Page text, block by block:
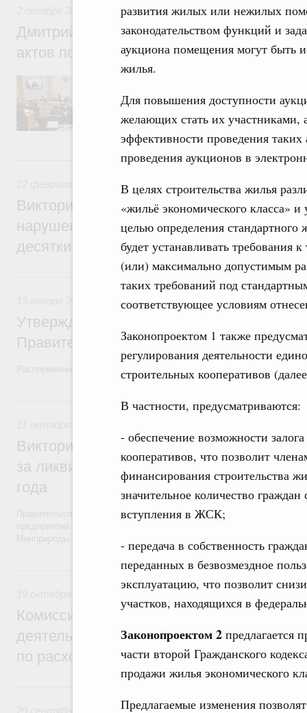
развития жилых или нежилых
законодательством функций и
аукциона помещения могут быть
жилья.
Для повышения доступности
желающих стать их участниками,
эффективности проведения таких
проведения аукционов в
В целях строительства жилья
«жильё экономического класса»
целью определения
будет устанавливать
(или) максимально допустимым
таких требований под
соответствующее условиям
Законопроектом 1 также
регулирования деятельности
строительных кооперативов
В частности, предусматриваются:
- обеспечение возможности
кооперативов, что позволит
финансирования строительства
значительное количество
вступления в ЖСК;
- передача в собственность
переданных в безвозмездное
эксплуатацию, что позволит
участков, находящихся в
Законопроектом 2 предлагается
части второй Гражданского
продажи жилья экономического
Предлагаемые изменения
Правовые вопросы работы
Дмитрий Григоренко: Проблема
актов полностью решена
председателя Совета Федерации
секретарями.
22 февраля 2022, вторник
Экологическая безопасность.
Виктория Абрамченко: Ответственность
нарушения при перевалке угля в портах
десятки раз
13 января 2022, четверг
Правовые вопросы работы
Утверждён план законопроектной
Правительства на 2022 год
11 октября 2021, понедельник
Виктория Абрамченко: Закон об
за ликвидацию эковреда заработает с 1
года
Правительство подготовило проект закона о мерах по реализации
19 октября 2020, понедельник
Налоги и неналоговые платежи.
Комиссия Правительства по
деятельности рассмотрела поправки о
по расходам на физкультурно-
Налоги и неналоговые платежи.